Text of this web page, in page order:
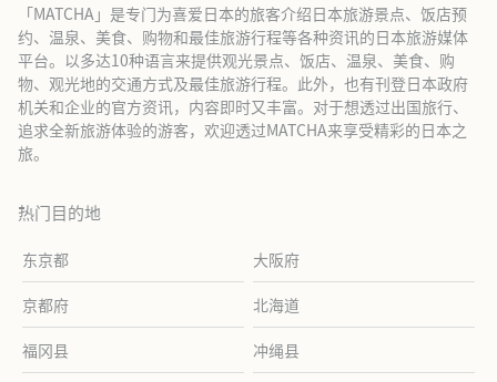
「MATCHA」是专门为喜爱日本的旅客介绍日本旅游景点、饭店预
约、温泉、美食、购物和最佳旅游行程等各种资讯的日本旅游媒体
平台。以多达10种语言来提供观光景点、饭店、温泉、美食、购
物、观光地的交通方式及最佳旅游行程。此外，也有刊登日本政府
机关和企业的官方资讯，内容即时又丰富。对于想透过出国旅行、
追求全新旅游体验的游客，欢迎透过MATCHA来享受精彩的日本之
旅。
热门目的地
东京都 大阪府
京都府 北海道
福冈县 冲绳县